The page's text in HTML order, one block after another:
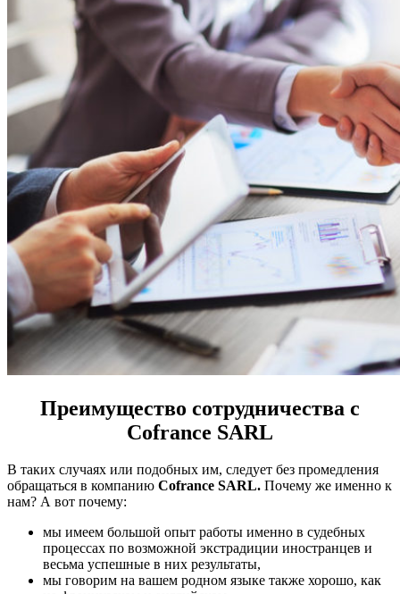
Преимущество сотрудничества с
Cofrance SARL
В таких случаях или подобных им, следует без промедления
обращаться в компанию Cofrance SARL. Почему же именно к
нам? А вот почему:
мы имеем большой опыт работы именно в судебных
процессах по возможной экстрадиции иностранцев и
весьма успешные в них результаты,
мы говорим на вашем родном языке также хорошо, как